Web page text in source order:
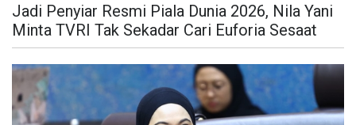
Jadi Penyiar Resmi Piala Dunia 2026, Nila Yani
Minta TVRI Tak Sekadar Cari Euforia Sesaat